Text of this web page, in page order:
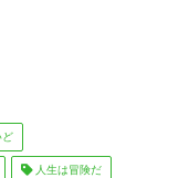
ど
人生は冒険だ